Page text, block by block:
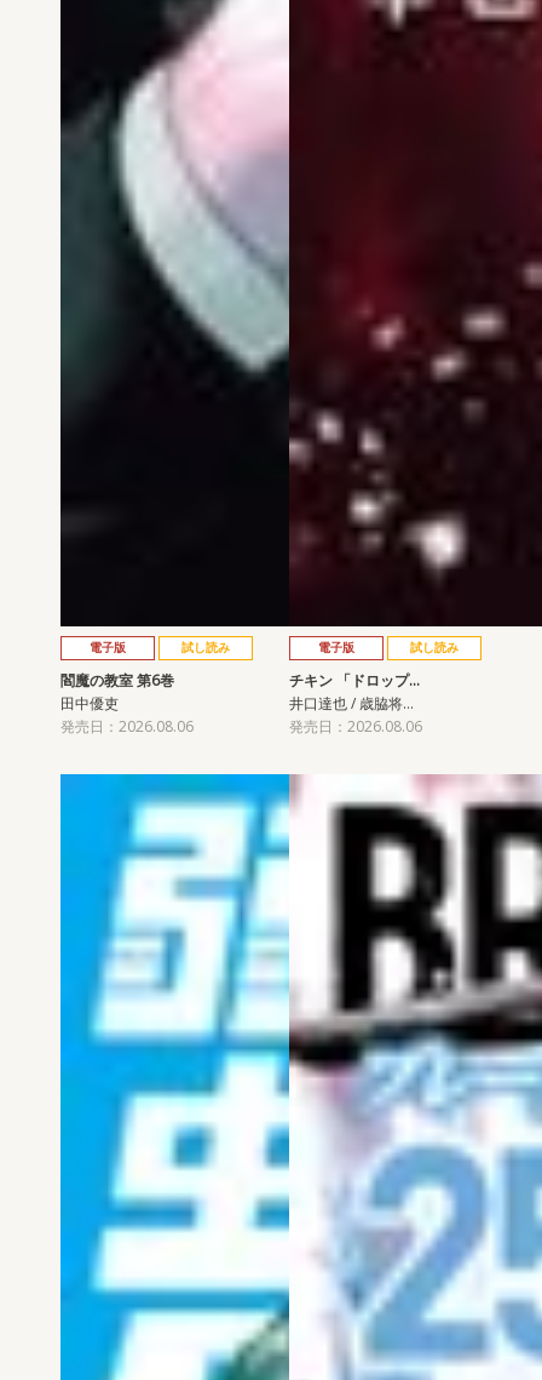
電子版 試し読み
閻魔の教室 第6巻
田中優吏
発売日：2026.08.06
電子版 試し読み
チキン 「ドロップ…
井口達也 / 歳脇将…
発売日：2026.08.06